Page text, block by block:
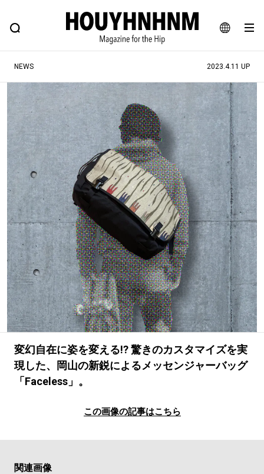
JA
EN
FEATURE BLOG SNAP
ヒップなファッション、カルチャー、ライフスタイルWEBマガジン
#注目のタグ
#SHOPPING ADDICT #憧れの逸品
#ESSENTIAL DESIGNS #古着サミット
#NEW VINTAGE #マイナーグッド図鑑
#路地裏てぃーん。 #MONTHLY JOURNAL
#GH 銘品の所以 #フイナムのYouTube
#Commune H #FOCUS IT #AH.H
#ととけん #FASHION #MUSIC #MOVIE
#LIFESTYLE #SNEAKER #OUTDOOR
#SPORTS #HANDSOME HANDBOOK
NEWS 2023.4.11 UP
変幻自在に姿を変える!? 驚きのカスタマイズを実
現した、岡山の新鋭によるメッセンジャーバッグ
「Faceless」。
この画像の記事はこちら
関連画像